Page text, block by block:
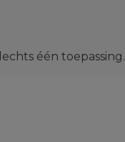
één toepassing.